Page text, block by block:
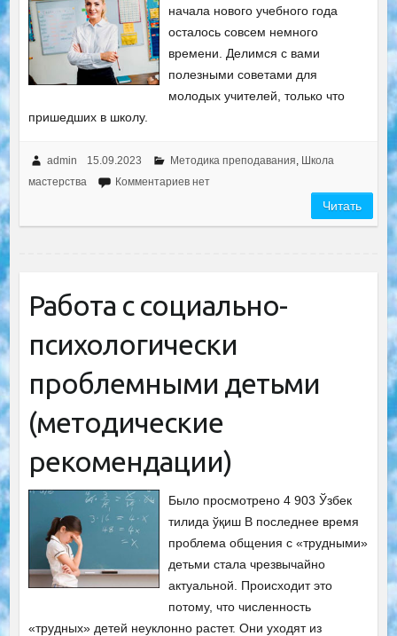
начала нового учебного года
осталось совсем немного
времени. Делимся с вами
полезными советами для
молодых учителей, только что
пришедших в школу.
admin 15.09.2023 Методика преподавания, Школа
мастерства
Комментариев нет
Читать
Работа с социально-
психологически
проблемными детьми
(методические
рекомендации)
Было просмотрено 4 903 Ўзбек
тилида ўқиш В последнее время
проблема общения с «трудными»
детьми стала чрезвычайно
актуальной. Происходит это
потому, что численность
«трудных» детей неуклонно растет. Они уходят из